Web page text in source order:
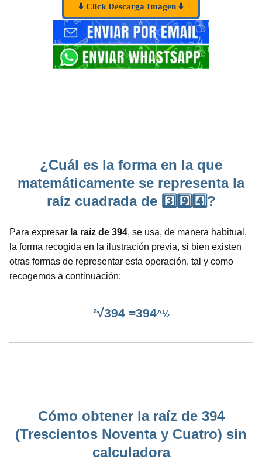
⬇️ Click Descarga Imagen ⬇️
¿Cuál es la forma en la que
matemáticamente se representa la
raíz cuadrada de 3️⃣9️⃣4️⃣?
Para expresar la raíz de 394, se usa, de manera habitual,
la forma recogida en la ilustración previa, si bien existen
otras formas de representar esta operación, tal y como
recogemos a continuación:
²√394 =394^½
Cómo obtener la raíz de 394
(Trescientos Noventa y Cuatro) sin
calculadora